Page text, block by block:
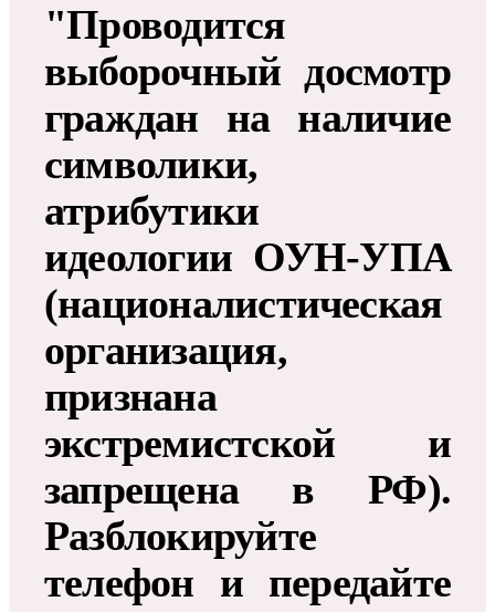
"Проводится
выборочный досмотр
граждан на наличие
символики,
атрибутики
идеологии ОУН-УПА
(националистическая
организация,
признана
экстремистской и
запрещена в РФ).
Разблокируйте
телефон и передайте